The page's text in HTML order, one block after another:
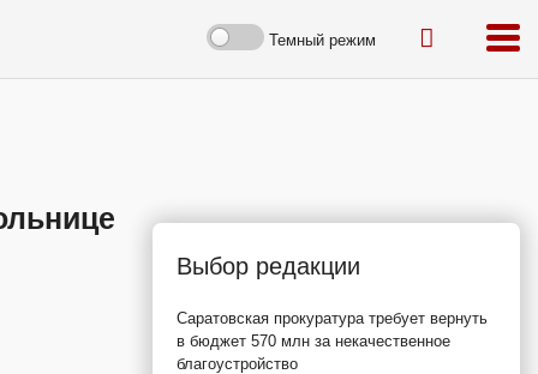
Темный режим
Выбор редакции
Саратовская прокуратура требует вернуть
в бюджет 570 млн за некачественное
благоустройство